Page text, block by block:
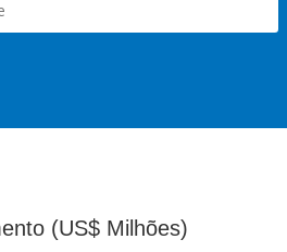
(US$ Milhões)